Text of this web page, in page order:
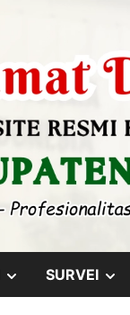
SHOWSURVEI